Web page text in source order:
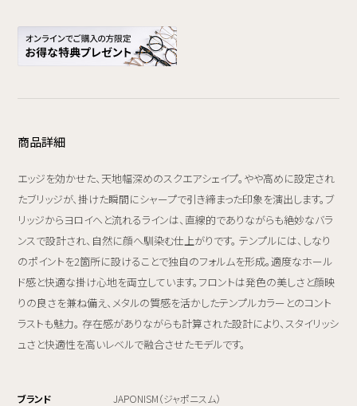
商品詳細
エッジを効かせた、天地幅深めのスクエアシェイプ。やや高めに設定され
たブリッジが、掛けた瞬間にシャープで引き締まった印象を演出します。ブ
リッジからヨロイへと流れるラインは、直線的でありながらも絶妙なバラ
ンスで設計され、自然に顔へ馴染む仕上がりです。 テンプルには、しなり
のポイントを2箇所に設けることで独自のフォルムを形成。適度なホール
ド感と快適な掛け心地を両立しています。フロントは発色の美しさと顔映
りの良さを兼ね備え、メタルの質感を活かしたテンプルカラーとのコント
ラストも魅力。 存在感がありながらも計算された設計により、スタイリッシ
ュさと快適性を高いレベルで融合させたモデルです。
ブランド
JAPONISM（ジャポニスム）